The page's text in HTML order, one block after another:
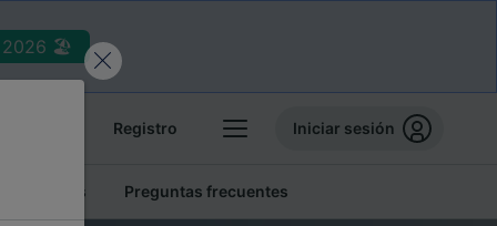
2026 🏖️
Registro Iniciar sesión
baratos Preguntas frecuentes